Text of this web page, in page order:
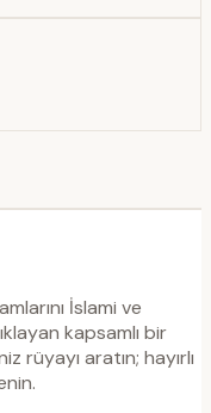
İslami ve
kapsamlı bir
rüyayı aratın; hayırlı